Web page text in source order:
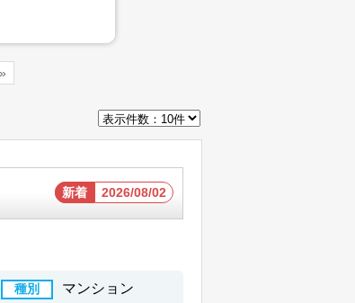
新着 2026/08/02
種別 マンション